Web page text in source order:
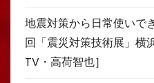
地震対策から日常使いで
回「震災対策技術展」横
TV・高荷智也］